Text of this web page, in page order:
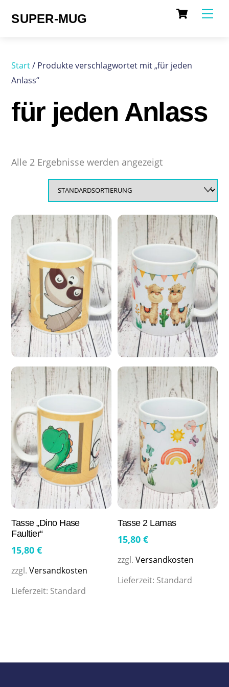
Cart
SUPER-MUG
Start/ Produkte verschlagwortet mit „für jeden
Anlass“
für jeden Anlass
Alle 2 Ergebnisse werden angezeigt
Tasse „Dino Hase
Faultier“
15,80€
zzgl.Versandkosten
Lieferzeit: Standard
Tasse 2 Lamas
15,80€
zzgl.Versandkosten
Lieferzeit: Standard